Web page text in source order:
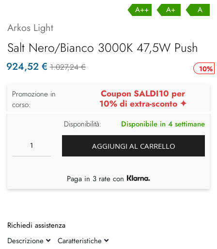
A++ A+ A
Arkos Light
Salt Nero/bianco 3000K 47,5W Push
10%
924,52 € 1.027,24 €
Promozione in
corso:
Coupon SALDI10 per
10% di extra-sconto ✦
Disponibilità: Disponibile in 4 settimane
AGGIUNGI AL CARRELLO
Paga in 3 rate con
Richiedi assistenza
Descrizione
Caratteristiche